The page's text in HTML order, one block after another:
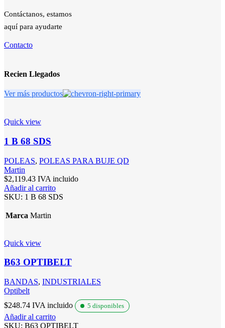
Contáctanos, estamos
aquí para ayudarte
Contacto
Recien Llegados
Ver más productos
Quick view
1 B 68 SDS
POLEAS, POLEAS PARA BUJE QD
Martin
$2,119.43 IVA incluido
Añadir al carrito
SKU: 1 B 68 SDS
Marca Martin
Quick view
B63 OPTIBELT
BANDAS, INDUSTRIALES
Optibelt
$248.74 IVA incluido 5 disponibles
Añadir al carrito
SKU: B63 OPTIBELT